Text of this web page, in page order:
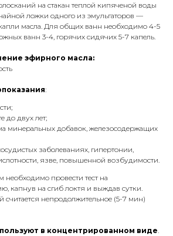
на стакан теплой кипяченой воды
ложки одного из эмульгаторов —
масла. Для общих ванн необходимо 4-5
ванн 3-4, горячих сидячих 5-7 капель.
эфирного масла:
:
до двух лет;
минеральных добавок, железосодержащих
заболеваниях, гипертонии,
язве, повышенной возбудимости.
необходимо провести тест на
капнув на сгиб локтя и выждав сутки.
считается непродолжительное (5-7 мин)
в концентрированном виде.